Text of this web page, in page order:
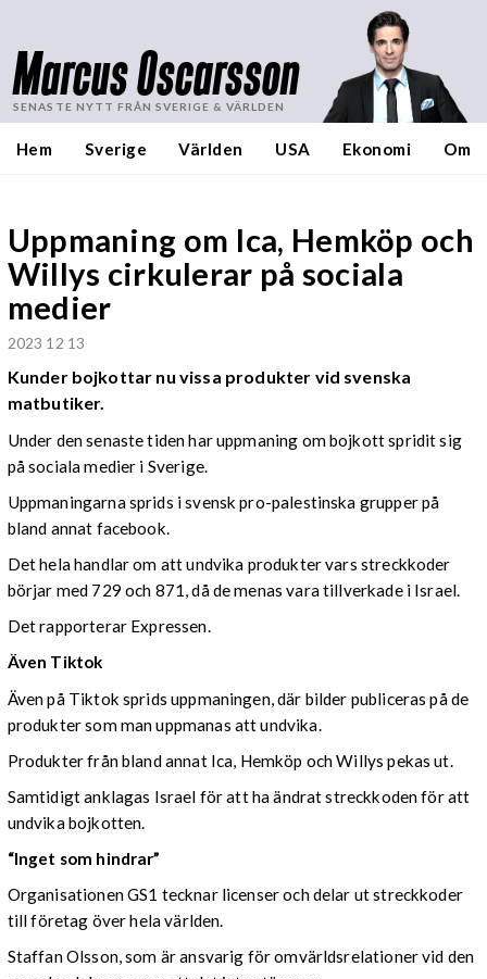
Marcus Oscarsson
SENASTE NYTT FRÅN SVERIGE & VÄRLDEN
Hem Sverige Världen USA Ekonomi Om
Uppmaning om Ica, Hemköp och
Willys cirkulerar på sociala
medier
2023 12 13
Kunder bojkottar nu vissa produkter vid svenska
matbutiker.
Under den senaste tiden har uppmaning om bojkott spridit sig
på sociala medier i Sverige.
Uppmaningarna sprids i svensk pro-palestinska grupper på
bland annat facebook.
Det hela handlar om att undvika produkter vars streckkoder
börjar med 729 och 871, då de menas vara tillverkade i Israel.
Det rapporterar Expressen.
Även Tiktok
Även på Tiktok sprids uppmaningen, där bilder publiceras på de
produkter som man uppmanas att undvika.
Produkter från bland annat Ica, Hemköp och Willys pekas ut.
Samtidigt anklagas Israel för att ha ändrat streckkoden för att
undvika bojkotten.
“Inget som hindrar”
Organisationen GS1 tecknar licenser och delar ut streckkoder
till företag över hela världen.
Staffan Olsson, som är ansvarig för omvärldsrelationer vid den